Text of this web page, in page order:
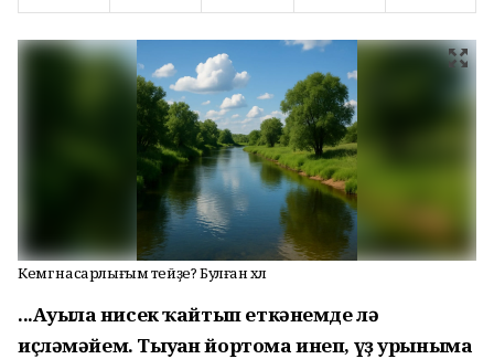
Кемгә насарлығым тейҙе? Булған хәл
...Ауылға нисек ҡайтып еткәнемде лә
иҫләмәйем. Тыуған йортома инеп, үҙ урыныма